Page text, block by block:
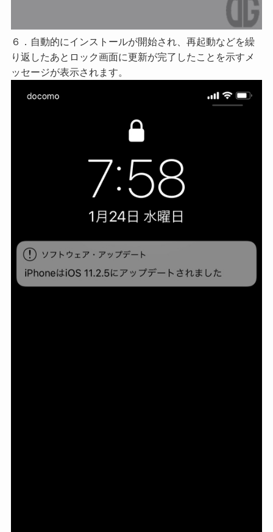
６．自動的にインストールが開始され、再起動などを繰
り返したあとロック画面に更新が完了したことを示すメ
ッセージが表示されます。